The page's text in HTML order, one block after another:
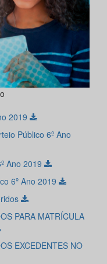
2019
Público 6º Ano
Ano 2019
6º Ano 2019
PARA MATRÍCULA
EXCEDENTES NO